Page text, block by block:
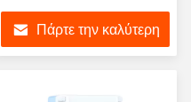
περιοχή ρεύματος 1-100A
και ακριβή απόδοση
Πάρτε την καλύτερη